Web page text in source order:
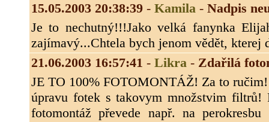
15.05.2003 20:38:39 - Kamila - Nadpis
Je to nechutný!!!Jako velká fanynka
zajímavý...Chtela bych jenom vědět,
21.06.2003 16:57:41 - Likra - Zdařilá
JE TO 100% FOTOMONTÁŽ! Za to
úpravu fotek s takovym množstvim
fotomontáž převede např. na